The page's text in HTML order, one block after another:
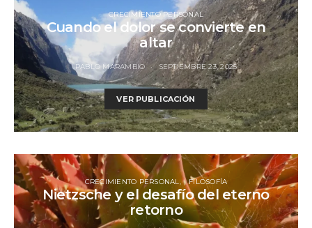
CRECIMIENTO PERSONAL
Cuando el dolor se convierte en
altar
PABLO MARAMBIO SEPTIEMBRE 23, 2025
VER PUBLICACIÓN
CRECIMIENTO PERSONAL FILOSOFÍA
Nietzsche y el desafío del eterno
retorno